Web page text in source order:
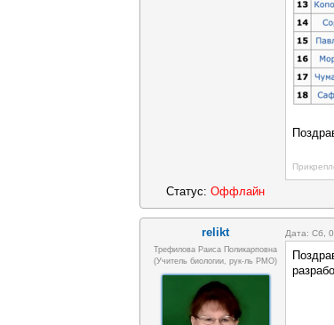
Статус: Оффлайн
relikt Дата: Сб,
Трефилова Раиса Поликарповна
(Учитель биологии, рук-ль РМО)